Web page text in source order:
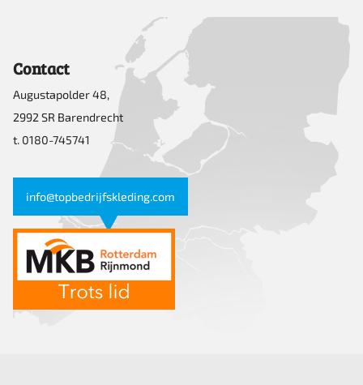
Contact
Augustapolder 48,
2992 SR Barendrecht
t. 0180-745741
info@topbedrijfskleding.com